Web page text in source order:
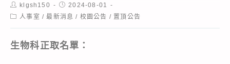
Post
author:
klgsh150
Post
published:
2024-08-01
Post人事室 / 最新消息 / 校園公告 / 置頂公告
生物科正取名單：